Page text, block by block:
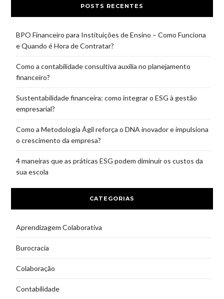
POSTS RECENTES
BPO Financeiro para Instituições de Ensino – Como Funciona
e Quando é Hora de Contratar?
Como a contabilidade consultiva auxilia no planejamento
financeiro?
Sustentabilidade financeira: como integrar o ESG à gestão
empresarial?
Como a Metodologia Ágil reforça o DNA inovador e impulsiona
o crescimento da empresa?
4 maneiras que as práticas ESG podem diminuir os custos da
sua escola
CATEGORIAS
Aprendizagem Colaborativa
Burocracia
Colaboração
Contabilidade